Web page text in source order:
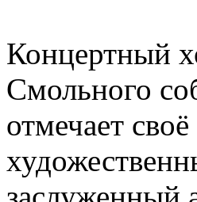
Концертный
Смольного
отмечает